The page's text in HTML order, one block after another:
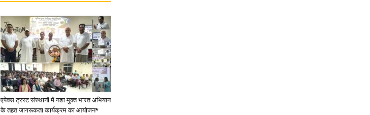
एपेक्स ट्रस्ट संस्थानों में नशा मुक्त भारत अभियान
के तहत जागरूकता कार्यक्रम का आयोजन*